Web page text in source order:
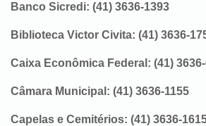
Banco Sicredi: (41) 3636-1393
Biblioteca Victor Civita: (41) 3636-
Caixa Econômica Federal: (41)
Câmara Municipal: (41) 3636-1155
Capelas e Cemitérios: (41) 3636-